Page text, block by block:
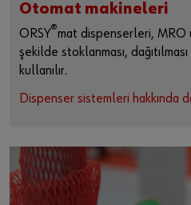
Otomat makineleri
ORSY®mat dispenserleri, MRO
şekilde stoklanması,
kullanılır.
Dispenser sistemleri hakkında